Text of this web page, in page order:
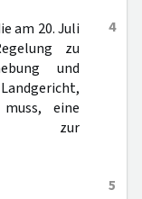
4
am 20. Juli
zu
und
eine
zur
5